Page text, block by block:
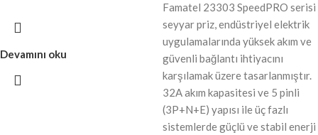
Devamını oku
Famatel 23303 SpeedPRO serisi
seyyar priz, endüstriyel elektrik
uygulamalarında yüksek akım ve
güvenli bağlantı ihtiyacını
karşılamak üzere tasarlanmıştır.
32A akım kapasitesi ve 5 pinli
(3P+N+E) yapısı ile üç fazlı
sistemlerde güçlü ve stabil enerji